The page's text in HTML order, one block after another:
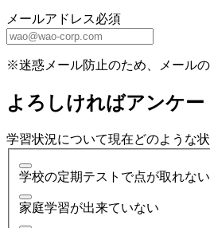
メールアドレス必須
※迷惑メール防止のため、メール
よろしければアンケ
学習状況について現在どのような
学校の定期テストで点が取れない
家庭学習が出来ていない